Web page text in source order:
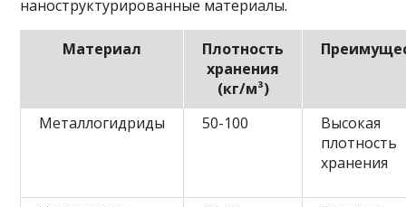
наноструктурированные материалы.
Материал
Плотность
хранения
(кг/м³)
Металлогидриды 50-100
Высокая
плотность
хранения